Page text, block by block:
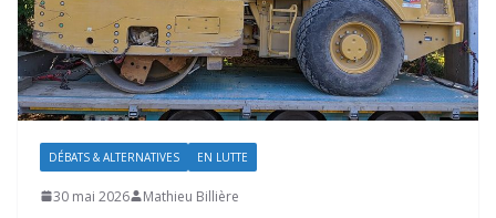
DÉBATS & ALTERNATIVES EN LUTTE
30 mai 2026 Mathieu Billière